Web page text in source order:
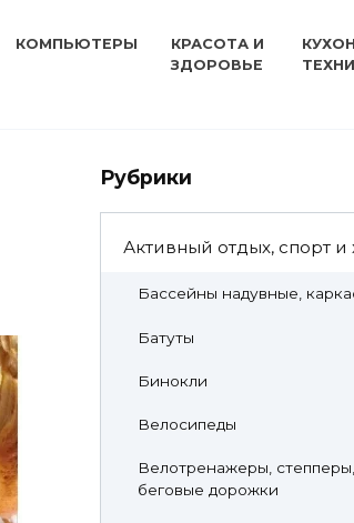
КОМПЬЮТЕРЫ
КРАСОТА И
ЗДОРОВЬЕ
Рубрики
Активный отдых, спорт и
Бассейны надувные,
Батуты
Бинокли
Велосипеды
Велотренажеры, степперы,
беговые дорожки